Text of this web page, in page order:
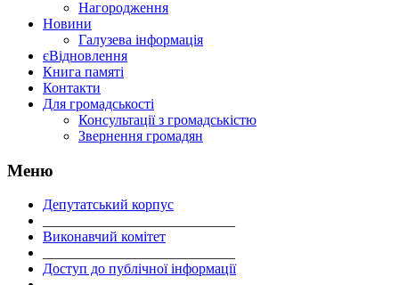
Нагородження
Новини
Галузева інформація
єВідновлення
Книга памяті
Контакти
Для громадськості
Консультації з громадськістю
Звернення громадян
Меню
Депутатський корпус
Виконавчий комітет
Доступ до публічної інформації